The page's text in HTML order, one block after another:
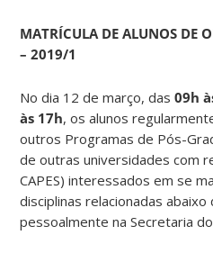
MATRÍCULA DE ALUNOS DE
– 2019/1
No dia 12 de março, das09h
às 17h, os alunos
outros Programas de Pós-
de outras universidades com
CAPES) interessados em se
disciplinas relacionadas
pessoalmente na Secretaria